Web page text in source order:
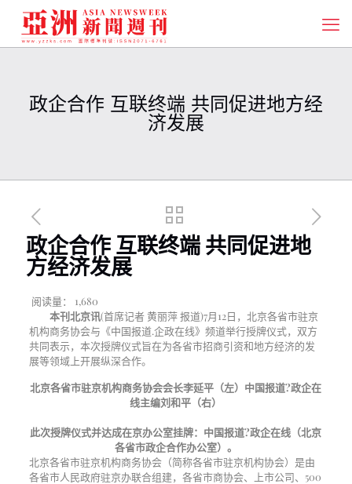
政企合作 互联终端 共同促进地方经
济发展
政企合作 互联终端 共同促进地
方经济发展
阅读量：
1,680
本刊北京讯(首席记者 黄丽萍 报道)7月12日，北京各省市驻京
机构商务协会与《中国报道.企政在线》频道举行授牌仪式，双方
共同表示，本次授牌仪式旨在为各省市招商引资和地方经济的发
展等领域上开展纵深合作。
北京各省市驻京机构商务协会会长李延平（左）中国报道?政企在
线主编刘和平（右）
此次授牌仪式并达成在京办公室挂牌：中国报道?政企在线（北京
各省市政企合作办公室）。
北京各省市驻京机构商务协会（简称各省市驻京机构协会）是由
各省市人民政府驻京办联合组建，各省市商协会、上市公司、500